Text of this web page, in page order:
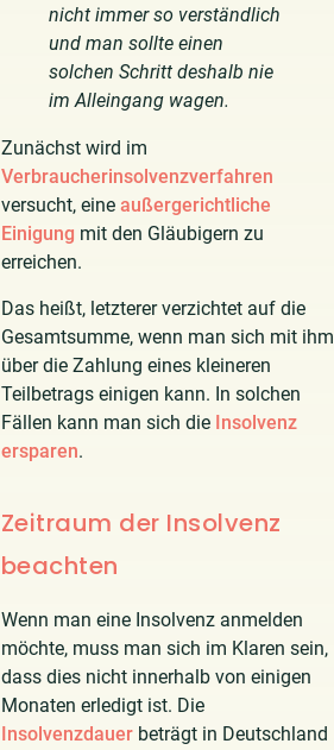
nicht immer so verständlich
und man sollte einen
solchen Schritt deshalb nie
im Alleingang wagen.
Zunächst wird im
Verbraucherinsolvenzverfahren
versucht, eine außergerichtliche
Einigung mit den Gläubigern zu
erreichen.
Das heißt, letzterer verzichtet auf die
Gesamtsumme, wenn man sich mit ihm
über die Zahlung eines kleineren
Teilbetrags einigen kann. In solchen
Fällen kann man sich die Insolvenz
ersparen.
Zeitraum der Insolvenz
beachten
Wenn man eine Insolvenz anmelden
möchte, muss man sich im Klaren sein,
dass dies nicht innerhalb von einigen
Monaten erledigt ist. Die
Insolvenzdauerbeträgt in Deutschland